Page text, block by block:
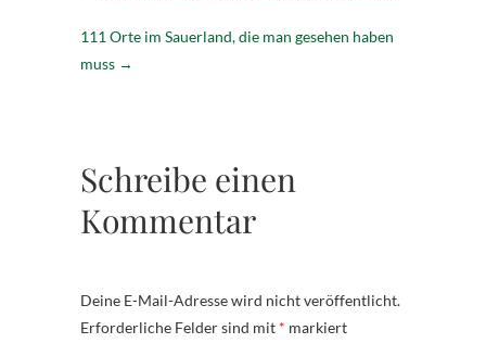
111 Orte im Sauerland, die man gesehen haben
muss →
Schreibe einen
Kommentar
Deine E-Mail-Adresse wird nicht veröffentlicht.
Erforderliche Felder sind mit * markiert